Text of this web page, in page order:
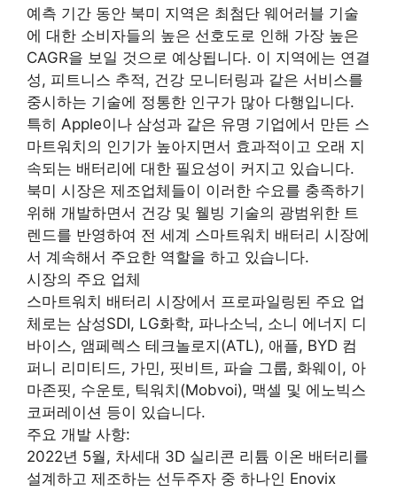
예측 기간 동안 북미 지역은 최첨단 웨어러블 기술
에 대한 소비자들의 높은 선호도로 인해 가장 높은
CAGR을 보일 것으로 예상됩니다. 이 지역에는 연결
성, 피트니스 추적, 건강 모니터링과 같은 서비스를
중시하는 기술에 정통한 인구가 많아 다행입니다.
특히 Apple이나 삼성과 같은 유명 기업에서 만든 스
마트워치의 인기가 높아지면서 효과적이고 오래 지
속되는 배터리에 대한 필요성이 커지고 있습니다.
북미 시장은 제조업체들이 이러한 수요를 충족하기
위해 개발하면서 건강 및 웰빙 기술의 광범위한 트
렌드를 반영하여 전 세계 스마트워치 배터리 시장에
서 계속해서 주요한 역할을 하고 있습니다.
시장의 주요 업체
스마트워치 배터리 시장에서 프로파일링된 주요 업
체로는 삼성SDI, LG화학, 파나소닉, 소니 에너지 디
바이스, 앰페렉스 테크놀로지(ATL), 애플, BYD 컴
퍼니 리미티드, 가민, 핏비트, 파슬 그룹, 화웨이, 아
마존핏, 수운토, 틱워치(Mobvoi), 맥셀 및 에노빅스
코퍼레이션 등이 있습니다.
주요 개발 사항:
2022년 5월, 차세대 3D 실리콘 리튬 이온 배터리를
설계하고 제조하는 선두주자 중 하나인 Enovix